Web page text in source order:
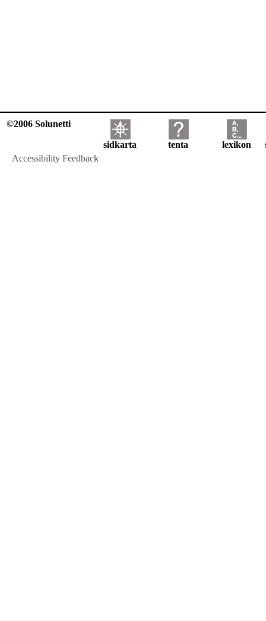
©2006 Solunetti
sidkarta tenta lexikon
Accessibility Feedback